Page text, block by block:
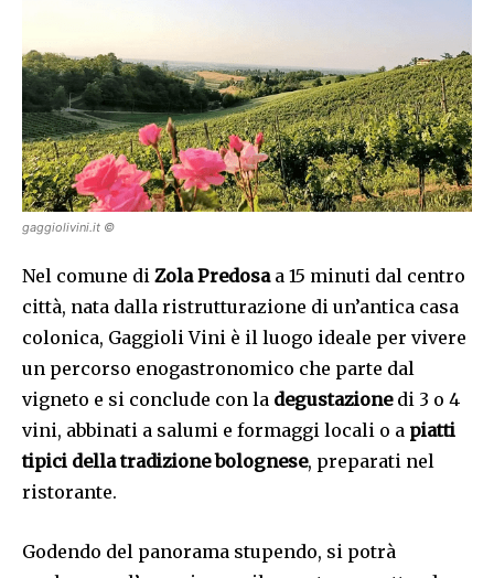
gaggiolivini.it ©
Nel comune di Zola Predosaa 15 minuti dal centro
città, nata dalla ristrutturazione di un’antica casa
colonica, Gaggioli Vini è il luogo ideale per vivere
un percorso enogastronomico che parte dal
vigneto e si conclude con la degustazione di 3 o 4
vini, abbinati a salumi e formaggi locali o a piatti
tipici della tradizione bolognese, preparati nel
ristorante.
Godendo del panorama stupendo, si potrà